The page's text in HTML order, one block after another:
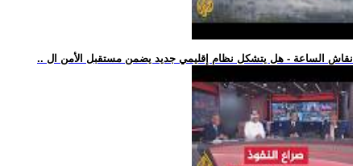
.. نقاش الساعة - هل يتشكل نظام إقليمي جديد يضمن مستقبل الأمن ال